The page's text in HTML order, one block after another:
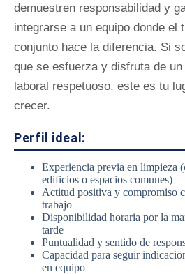
demuestren responsabilidad y
integrarse a un equipo donde el
conjunto hace la diferencia. Si
que se esfuerza y disfruta de un
laboral respetuoso, este es tu
crecer.
Perfil ideal:
Experiencia previa en limpieza
edificios o espacios comunes)
Actitud positiva y compromiso
trabajo
Disponibilidad horaria por la
tarde
Puntualidad y sentido de
Capacidad para seguir
en equipo